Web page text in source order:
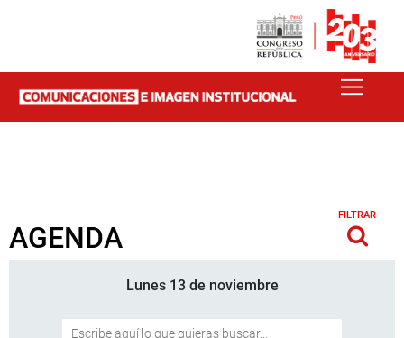
AGENDA
FILTRAR
Lunes 13 de noviembre